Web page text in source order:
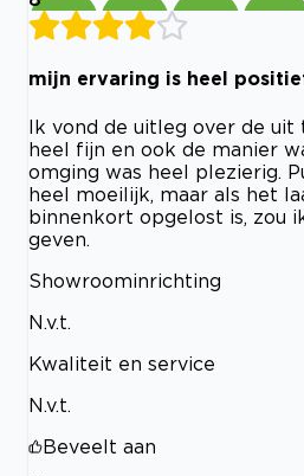
mijn ervaring is heel
Ik vond de uitleg over de
heel fijn en ook de manier
omging was heel plezierig.
heel moeilijk, maar als het
binnenkort opgelost is, zou
geven.
Showroominrichting
N.v.t.
Kwaliteit en service
N.v.t.
Beveelt aan